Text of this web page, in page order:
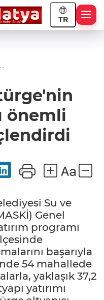
TR
önemli
Su ve
Genel
programı
başarıyla
54 mahallede
yaklaşık 37,2
yatırımı